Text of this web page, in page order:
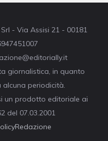
- Via Assisi 21 - 00181
giornalistica, in quanto
periodicità.
un prodotto editoriale ai
del 07.03.2001
Redazione